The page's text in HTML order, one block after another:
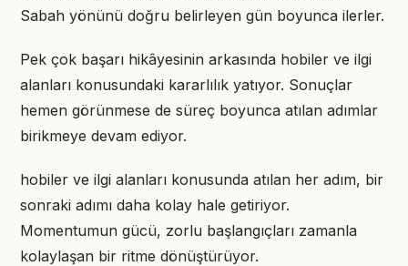
Sabah yönünü doğru belirleyen gün boyunca ilerler.
Pek çok başarı hikâyesinin arkasında hobiler ve ilgi
alanları konusundaki kararlılık yatıyor. Sonuçlar
hemen görünmese de süreç boyunca atılan adımlar
birikmeye devam ediyor.
hobiler ve ilgi alanları konusunda atılan her adım, bir
sonraki adımı daha kolay hale getiriyor.
Momentumun gücü, zorlu başlangıçları zamanla
kolaylaşan bir ritme dönüştürüyor.